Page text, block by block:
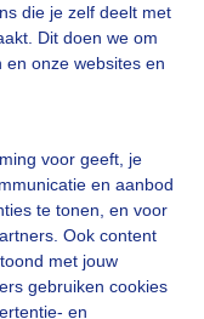
die je zelf deelt met
Dit doen we om
onze websites en
voor geeft, je
en aanbod
te tonen, en voor
Ook content
met jouw
gebruiken cookies
en